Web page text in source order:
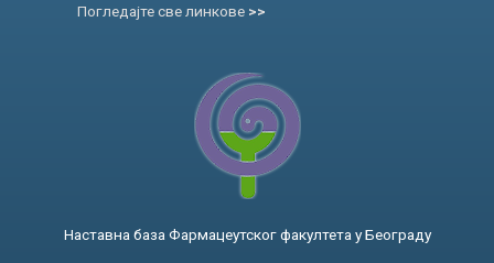
Погледајте све линкове >>
Наставна база Фармацеутског факултета у Београду